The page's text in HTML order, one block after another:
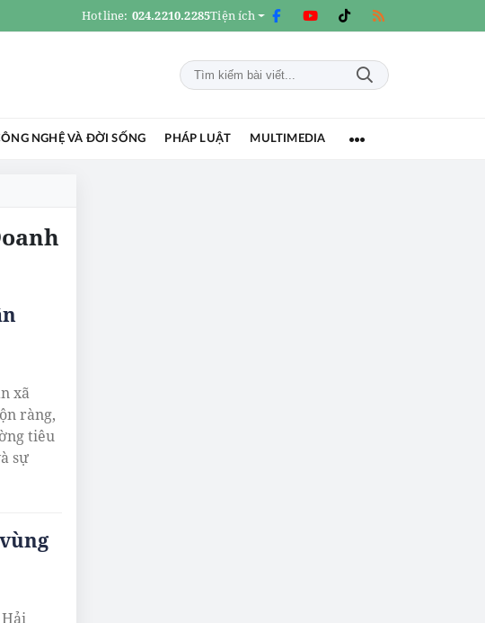
Hotline: 024.2210.2285Tiện ích
NGHỆ VÀ ĐỜI SỐNG PHÁP LUẬT MULTIMEDIA
xã
ràng,
tiêu
sự